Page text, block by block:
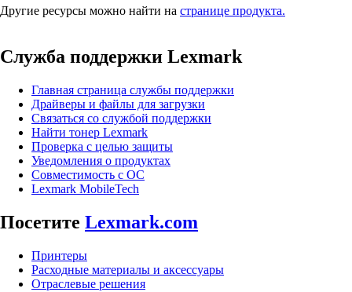
Другие ресурсы можно найти на странице продукта.
Служба поддержки Lexmark
Главная страница службы поддержки
Драйверы и файлы для загрузки
Связаться со службой поддержки
Найти тонер Lexmark
Проверка с целью защиты
Уведомления о продуктах
Совместимость с ОС
Lexmark MobileTech
Посетите Lexmark.com
Принтеры
Расходные материалы и аксессуары
Отраслевые решения